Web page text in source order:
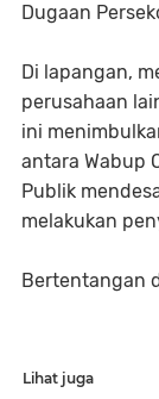
Dugaan
Di lapangan,
perusahaan
ini
antara Wabup
Publik
melakukan
Bertentangan
Lihat juga